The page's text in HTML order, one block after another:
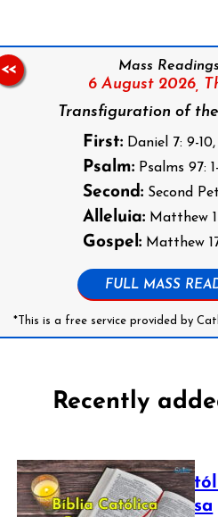
Mass
6 August 2026,
Transfiguration of
First: Daniel 7: 9-10,
Psalm: Psalms 97:
Second: Second
Alleluia: Matthew
Gospel: Matthew
FULL MASS
*This is a free service provided by
<<
Recently
Bíblia
Portuguesa